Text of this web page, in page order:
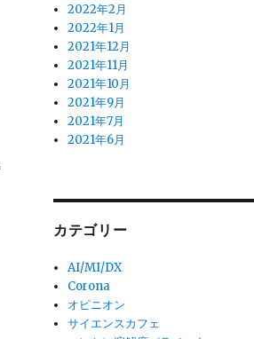
2022年2月
2022年1月
2021年12月
2021年11月
2021年10月
2021年9月
2021年7月
2021年6月
カテゴリー
AI/MI/DX
Corona
オピニオン
サイエンスカフェ